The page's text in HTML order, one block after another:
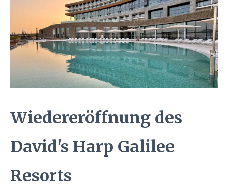
Wiedereröffnung des
David's Harp Galilee
Resorts